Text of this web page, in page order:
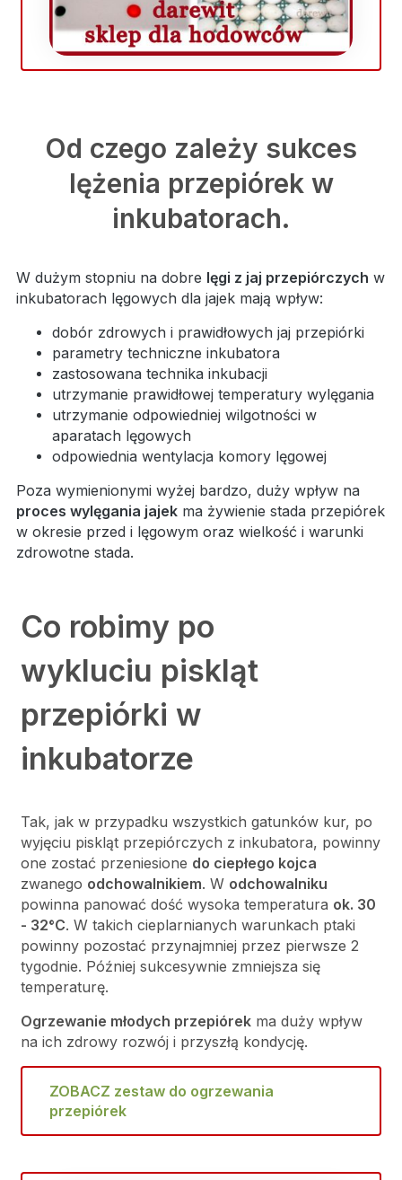
Od czego zależy sukces
lężenia przepiórek w
inkubatorach.
W dużym stopniu na dobre lęgi z jaj przepiórczych w
inkubatorach lęgowych dla jajek mają wpływ:
dobór zdrowych i prawidłowych jaj przepiórki
parametry techniczne inkubatora
zastosowana technika inkubacji
utrzymanie prawidłowej temperatury wylęgania
utrzymanie odpowiedniej wilgotności w
aparatach lęgowych
odpowiednia wentylacja komory lęgowej
Poza wymienionymi wyżej bardzo, duży wpływ na
proces wylęgania jajekma żywienie stada przepiórek
w okresie przed i lęgowym oraz wielkość i warunki
zdrowotne stada.
Co robimy po
wykluciu piskląt
przepiórki w
inkubatorze
Tak, jak w przypadku wszystkich gatunków kur, po
wyjęciu piskląt przepiórczych z inkubatora, powinny
one zostać przeniesione do ciepłego kojca
zwanego odchowalnikiem. W odchowalniku
powinna panować dość wysoka temperatura ok. 30
- 32°C. W takich cieplarnianych warunkach ptaki
powinny pozostać przynajmniej przez pierwsze 2
tygodnie. Później sukcesywnie zmniejsza się
temperaturę.
Ogrzewanie młodych przepiórekma duży wpływ
na ich zdrowy rozwój i przyszłą kondycję.
ZOBACZ zestaw do ogrzewania
przepiórek